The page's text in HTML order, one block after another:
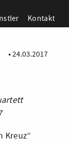
Kontakt
•24.03.2017
Kreuz“